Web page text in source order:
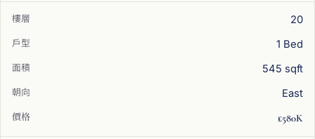
20
1 Bed
545 sqft
East
£580K